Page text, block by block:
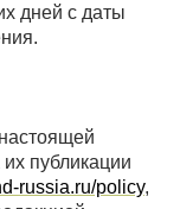
дней с даты
публикации
russia.ru/policy,